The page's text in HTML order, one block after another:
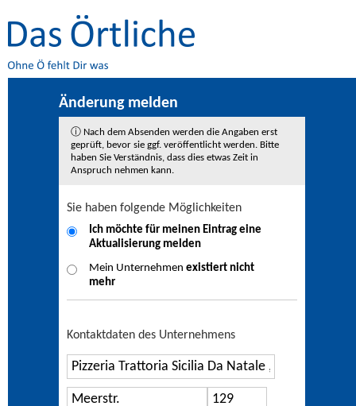
Änderung melden
ⓘ Nach dem Absenden werden die Angaben erst
geprüft, bevor sie ggf. veröffentlicht werden. Bitte
haben Sie Verständnis, dass dies etwas Zeit in
Anspruch nehmen kann.
Sie haben folgende Möglichkeiten
Ich möchte für meinen Eintrag eine
Aktualisierung melden
Mein Unternehmen existiert nicht
mehr
Kontaktdaten des Unternehmens